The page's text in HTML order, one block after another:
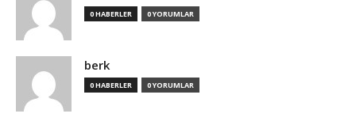
0 HABERLER 0 YORUMLAR
berk
0 HABERLER 0 YORUMLAR